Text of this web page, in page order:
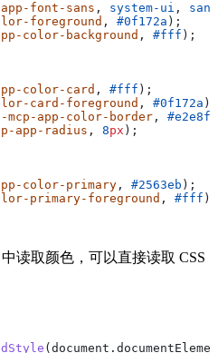
font-sans , system-ui ,
foreground , #0f172a );
color-background , #fff );
color-card , #fff );
card-foreground , #0f172a );
mcp-app-color-border , #e2e8f0
app-radius , 8px );
color-primary , #2563eb );
primary-foreground , #fff );
读取颜色，可以直接读取 CSS
( document .